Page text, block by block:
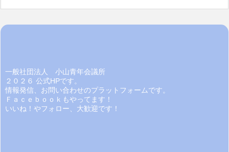
一般社団法人 小山青年会議所
２０２６ 公式HPです。
情報発信、お問い合わせのプラットフォームです。
Ｆａｃｅｂｏｏｋもやってます！
いいね！やフォロー、大歓迎です！